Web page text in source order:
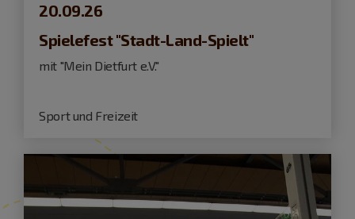
20.09.26
Spielefest "Stadt-Land-Spielt"
mit "Mein Dietfurt e.V."
Sport und Freizeit